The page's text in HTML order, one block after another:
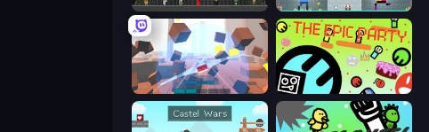
Time to Fight Castle Wars: New Era
Cubic Rush The Epic Party